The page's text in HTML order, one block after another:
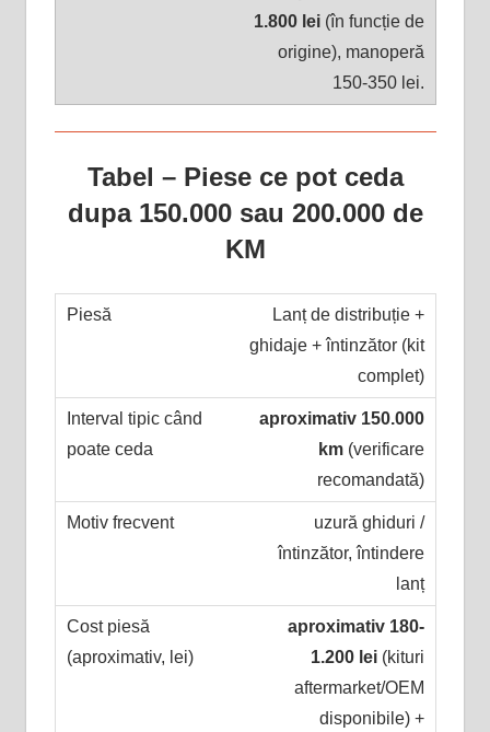
1.800 lei(în funcție de
origine), manoperă
150-350 lei.
Tabel – Piese ce pot ceda
dupa 150.000 sau 200.000 de
KM
Lanț de distribuție +
ghidaje + întinzător (kit
complet)
aproximativ 150.000
km(verificare
recomandată)
uzură ghiduri /
întinzător, întindere
lanț
aproximativ 180-
1.200 lei(kituri
aftermarket/OEM
disponibile) +